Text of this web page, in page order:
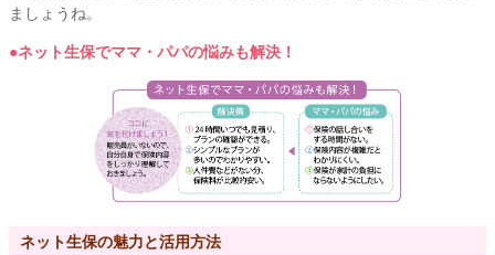
ましょうね。
●ネット生保でママ・パパの悩みも解決！
ネット生保の魅力と活用方法